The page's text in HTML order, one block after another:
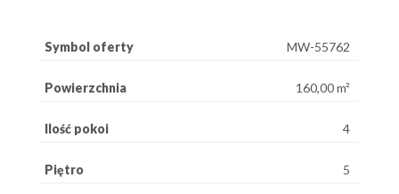
Symbol oferty MW-55762
Powierzchnia 160,00 m²
Ilość pokoi 4
Piętro 5